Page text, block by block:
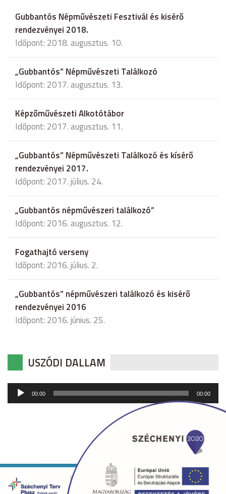
Gubbantós Népművészeti Fesztivál és kisérő
rendezvényei 2018.
Időpont: 2018. augusztus. 10.
„Gubbantós” Népművészeti Találkozó
Időpont: 2017. augusztus. 13.
Képzőművészeti Alkotótábor
Időpont: 2017. augusztus. 11.
„Gubbantós” Népművészeti Találkozó és kísérő
rendezvényei 2017.
Időpont: 2017. július. 24.
„Gubbantós népművészeri találkozó”
Időpont: 2016. augusztus. 12.
Fogathajtó verseny
Időpont: 2016. július. 2.
„Gubbantós” népművészeri találkozó és kisérő
rendezvényei 2016
Időpont: 2016. június. 25.
USZÓDI DALLAM
Audió
lejátszó
00:00 00:00
Copyright © 2026 uszod.hu Minden jog fenntartva. •